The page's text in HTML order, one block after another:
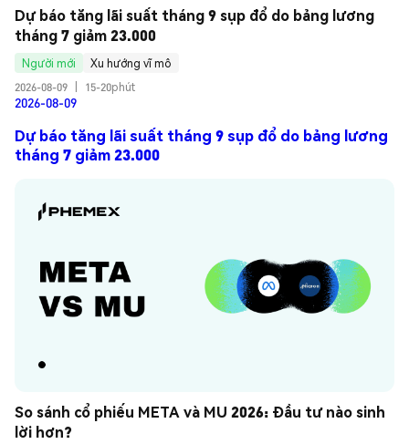
Dự báo tăng lãi suất tháng 9 sụp đổ do bảng lương
tháng 7 giảm 23.000
Người mới
Xu hướng vĩ mô
2026-08-09
15-20phút
2026-08-09
Dự báo tăng lãi suất tháng 9 sụp đổ do bảng lương
tháng 7 giảm 23.000
So sánh cổ phiếu META và MU 2026: Đầu tư nào sinh
lời hơn?